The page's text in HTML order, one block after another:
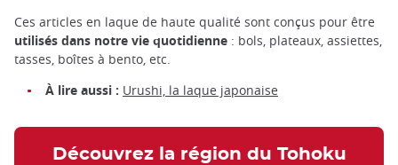
Ces articles en laque de haute qualité sont conçus pour être
utilisés dans notre vie quotidienne : bols, plateaux, assiettes,
tasses, boîtes à bento, etc.
À lire aussi : Urushi, la laque japonaise
Découvrez la région du Tohoku